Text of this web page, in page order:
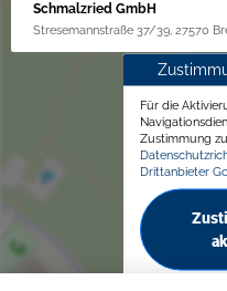
Schmalzried GmbH
Stresemannstraße 37/39, 27570
Für die
Zustimmung
Drittanbieter